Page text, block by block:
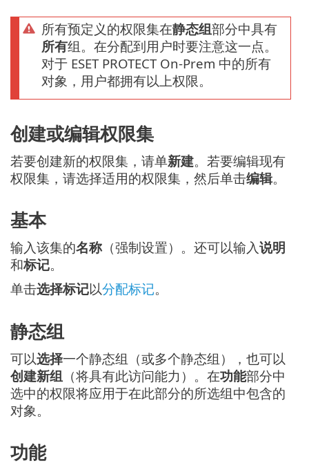
所有预定义的权限集在静态组部分中具有
所有组。在分配到用户时要注意这一点。
对于 ESET PROTECT On-Prem 中的所有
对象，用户都拥有以上权限。
创建或编辑权限集
若要创建新的权限集，请单新建。若要编辑现有
权限集，请选择适用的权限集，然后单击编辑。
基本
输入该集的名称 （强制设置）。还可以输入说明
和标记。
单击选择标记以分配标记。
静态组
可以选择一个静态组（或多个静态组），也可以
创建新组 （将具有此访问能力）。在功能部分中
选中的权限将应用于在此部分的所选组中包含的
对象。
功能